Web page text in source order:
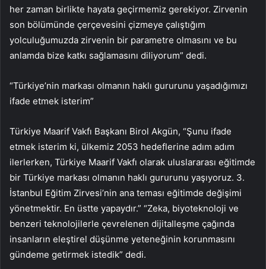
her zaman birlikte hayata geçirmemiz gerekiyor. Zirvenin
son bölümünde çerçevesini çizmeye çalıştığım
yolculuğumuzda zirvenin bir parametre olmasını ve bu
anlamda bize katkı sağlamasını diliyorum” dedi.
“Türkiye’nin markası olmanın haklı gururunu yaşadığımızı
ifade etmek isterim”
Türkiye Maarif Vakfı Başkanı Birol Akgün, “Şunu ifade
etmek isterim ki, ülkemiz 2053 hedeflerine adım adım
ilerlerken, Türkiye Maarif Vakfı olarak uluslararası eğitimde
bir Türkiye markası olmanın haklı gururunu yaşıyoruz. 3.
İstanbul Eğitim Zirvesi’nin ana teması eğitimde değişimi
yönetmektir. En üstte yapaydır.” “Zeka, biyoteknoloji ve
benzeri teknolojilerle çevrelenen dijitalleşme çağında
insanların eleştirel düşünme yeteneğinin korunmasını
gündeme getirmek istedik” dedi.